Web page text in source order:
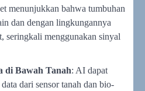
menunjukkan bahwa tumbuhan
dan dengan lingkungannya
seringkali menggunakan sinyal
di Bawah Tanah: AI dapat
dari sensor tanah dan bio-